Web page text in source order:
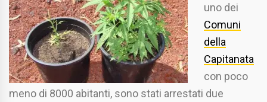
uno dei
Comuni
della
Capitanata
con poco
meno di 8000 abitanti, sono stati arrestati due